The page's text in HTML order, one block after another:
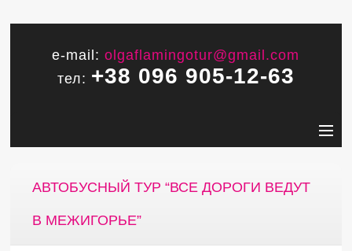
e-mail:olgaflamingotur@gmail.com
тел: +38 096 905-12-63
АВТОБУСНЫЙ ТУР “ВСЕ ДОРОГИ ВЕДУТ
В МЕЖИГОРЬЕ”